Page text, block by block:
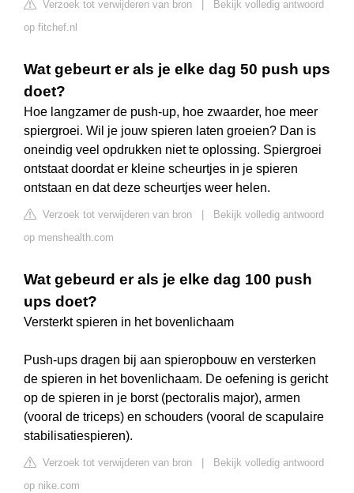
Verzoek tot verwijderen van bron
Bekijk volledig antwoord
op fitchef.nl
Wat gebeurt er als je elke dag 50 push ups
doet?
Hoe langzamer de push-up, hoe zwaarder, hoe meer
spiergroei. Wil je jouw spieren laten groeien? Dan is
oneindig veel opdrukken niet te oplossing. Spiergroei
ontstaat doordat er kleine scheurtjes in je spieren
ontstaan en dat deze scheurtjes weer helen.
Verzoek tot verwijderen van bron
Bekijk volledig antwoord
op menshealth.com
Wat gebeurd er als je elke dag 100 push
ups doet?
Versterkt spieren in het bovenlichaam
Push-ups dragen bij aan spieropbouw en versterken
de spieren in het bovenlichaam. De oefening is gericht
op de spieren in je borst (pectoralis major), armen
(vooral de triceps) en schouders (vooral de scapulaire
stabilisatiespieren).
Verzoek tot verwijderen van bron
Bekijk volledig antwoord
op nike.com